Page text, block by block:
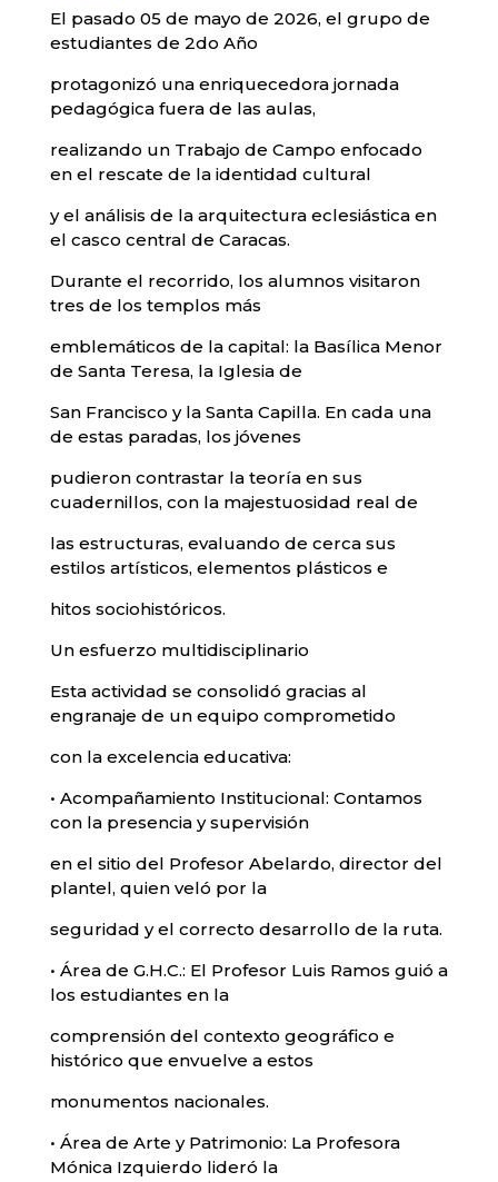
El pasado 05 de mayo de 2026, el grupo de
estudiantes de 2do Año
protagonizó una enriquecedora jornada
pedagógica fuera de las aulas,
realizando un Trabajo de Campo enfocado
en el rescate de la identidad cultural
y el análisis de la arquitectura eclesiástica en
el casco central de Caracas.
Durante el recorrido, los alumnos visitaron
tres de los templos más
emblemáticos de la capital: la Basílica Menor
de Santa Teresa, la Iglesia de
San Francisco y la Santa Capilla. En cada una
de estas paradas, los jóvenes
pudieron contrastar la teoría en sus
cuadernillos, con la majestuosidad real de
las estructuras, evaluando de cerca sus
estilos artísticos, elementos plásticos e
hitos sociohistóricos.
Un esfuerzo multidisciplinario
Esta actividad se consolidó gracias al
engranaje de un equipo comprometido
con la excelencia educativa:
• Acompañamiento Institucional: Contamos
con la presencia y supervisión
en el sitio del Profesor Abelardo, director del
plantel, quien veló por la
seguridad y el correcto desarrollo de la ruta.
• Área de G.H.C.: El Profesor Luis Ramos guió a
los estudiantes en la
comprensión del contexto geográfico e
histórico que envuelve a estos
monumentos nacionales.
• Área de Arte y Patrimonio: La Profesora
Mónica Izquierdo lideró la